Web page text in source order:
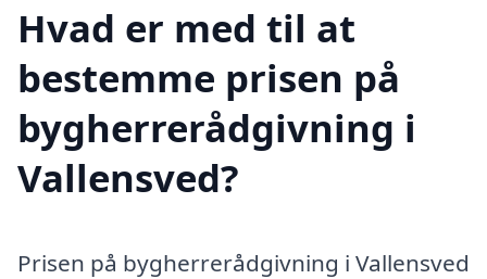
Hvad er med til at
bestemme prisen på
bygherrerådgivning i
Vallensved?
Prisen på bygherrerådgivning i Vallensved